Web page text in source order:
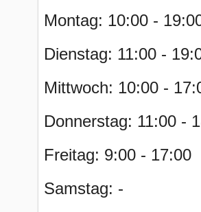
Montag: 10:00 -
Dienstag: 11:00 -
Mittwoch: 10:00 -
Donnerstag: 11:00 -
Freitag: 9:00 - 17:00
Samstag: -